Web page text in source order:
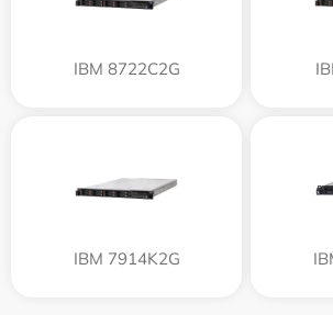
IBM 8722C2G
IBM 7914K2G